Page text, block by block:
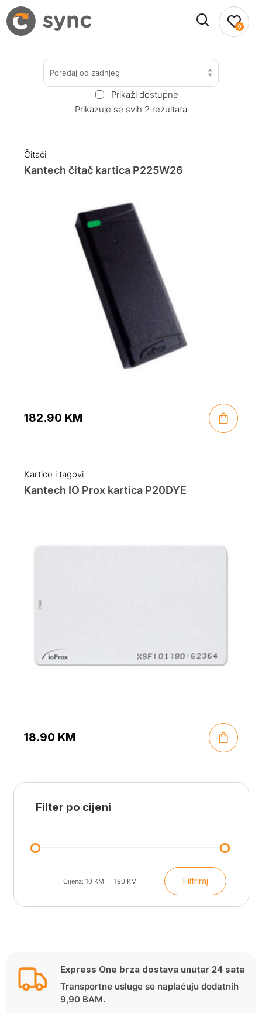
0
Poredaj od zadnjeg
Prikaži dostupne
Prikazuje se svih 2 rezultata
Čitači
Kantech čitač kartica P225W26
182.90 KM
Kartice i tagovi
Kantech IO Prox kartica P20DYE
18.90 KM
Filter po cijeni
Min
cijena
Maks
cijena
Filtriraj
Cijena: 10 KM — 190 KM
Express One brza dostava unutar 24 sata
Transportne usluge se naplaćuju dodatnih
9,90 BAM.